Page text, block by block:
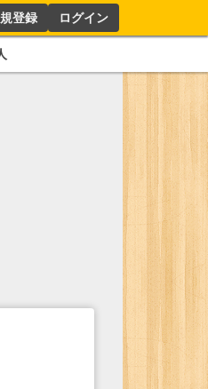
登録 ログイン